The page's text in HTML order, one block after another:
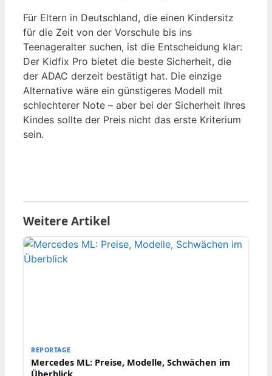
Für Eltern in Deutschland, die einen Kindersitz
für die Zeit von der Vorschule bis ins
Teenageralter suchen, ist die Entscheidung klar:
Der Kidfix Pro bietet die beste Sicherheit, die
der ADAC derzeit bestätigt hat. Die einzige
Alternative wäre ein günstigeres Modell mit
schlechterer Note – aber bei der Sicherheit Ihres
Kindes sollte der Preis nicht das erste Kriterium
sein.
Weitere Artikel
REPORTAGE
Mercedes ML: Preise, Modelle, Schwächen im
Überblick